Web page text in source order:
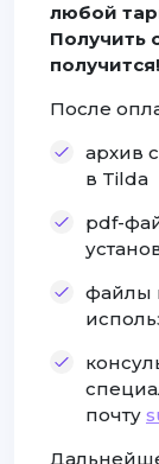
любой
Получить
получится!
После
архив
в Tilda
pdf-
файлы
почту